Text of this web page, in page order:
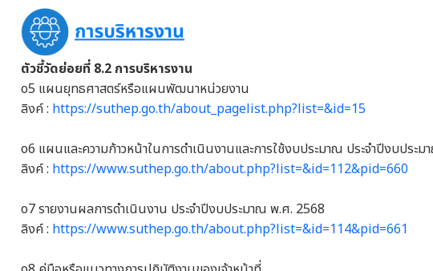
ตัวชี้วัดย่อยที่ 8.2 การบริหารงาน
o5 แผนยุทธศาสตร์หรือแผนพัฒนาหน่วยงาน
ลิงค์ : https://suthep.go.th/about_pagelist.php?list=&id=15
o6 แผนและความก้าวหน้าในการดำเนินงานและการใช้งบประมาณ ประจำปีงบประ
ลิงค์ : https://www.suthep.go.th/about.php?list=&id=112&pid=660
o7 รายงานผลการดำเนินงาน ประจำปีงบประมาณ พ.ศ. 2568
ลิงค์ : https://www.suthep.go.th/about.php?list=&id=114&pid=661